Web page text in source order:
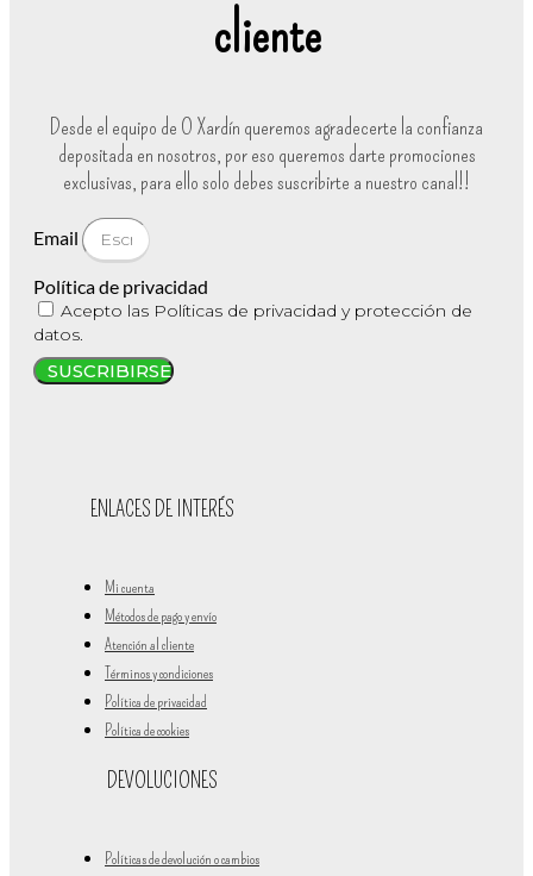
cliente
Desde el equipo de O Xardín queremos agradecerte la confianza
depositada en nosotros, por eso queremos darte promociones
exclusivas, para ello solo debes suscribirte a nuestro canal!!
Email
Política de privacidad
Acepto las Políticas de privacidad y protección de
datos.
SUSCRIBIRSE
ENLACES DE INTERÉS
Mi cuenta
Métodos de pago y envío
Atención al cliente
Términos y condiciones
Política de privacidad
Política de cookies
DEVOLUCIONES
Políticas de devolución o cambios